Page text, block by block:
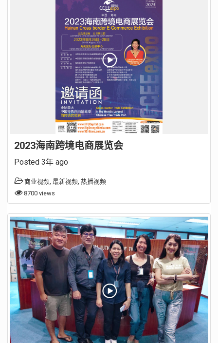
2023海南跨境电商展览会
Posted 3年 ago
商业视频, 最新视频, 热播视频
8700 views